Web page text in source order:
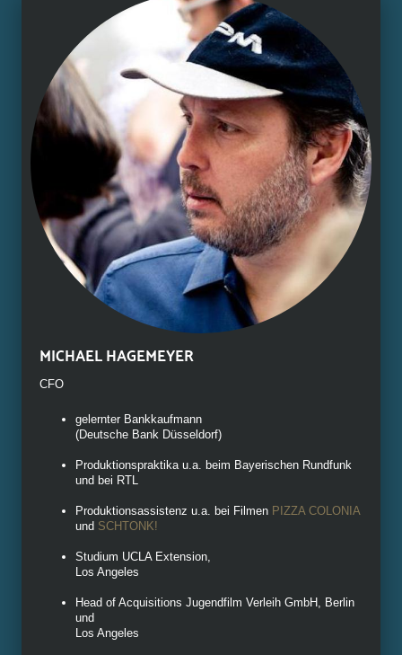
MICHAEL HAGEMEYER
CFO
gelernter Bankkaufmann
(Deutsche Bank Düsseldorf)
Produktionspraktika u.a. beim Bayerischen Rundfunk
und bei RTL
Produktionsassistenz u.a. bei Filmen PIZZA COLONIA
und SCHTONK!
Studium UCLA Extension,
Los Angeles
Head of Acquisitions Jugendfilm Verleih GmbH, Berlin
und
Los Angeles